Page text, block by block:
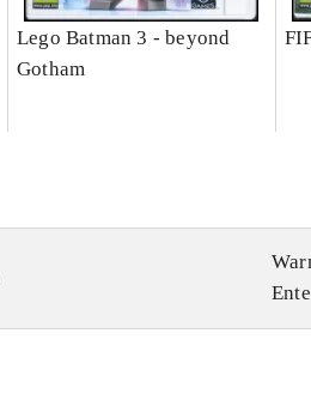
Lego Batman 3 - beyond
Gotham